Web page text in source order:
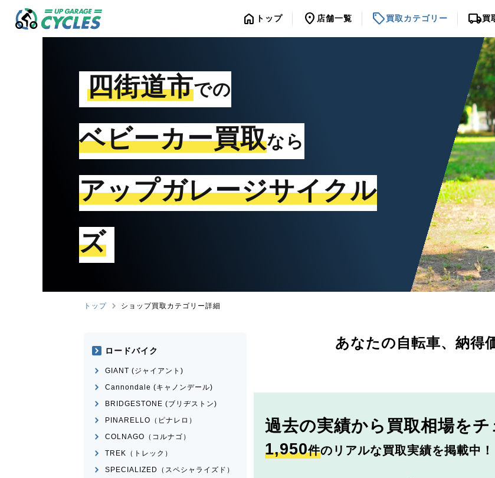
home トップ location_on 店舗一覧 sell買取カテゴリー local_shipping買
四街道市での
ベビーカー買取なら
アップガレージサイクル
ズ
トップ ショップ買取カテゴリー詳細
あなたの自転車、 納得
過去の実績から 買取相場をチ
1,950件のリアルな買取実績を掲載中！
ロードバイク
GIANT (ジャイアント)
Cannondale (キャノンデール)
BRIDGESTONE (ブリヂストン)
PINARELLO（ピナレロ）
COLNAGO（コルナゴ）
TREK（トレック）
SPECIALIZED（スペシャライズド）